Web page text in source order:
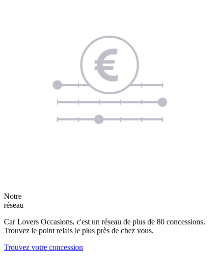
Notre
réseau
Car Lovers Occasions, c'est un réseau de plus de 80 concessions.
Trouvez le point relais le plus près de chez vous.
Trouvez votre concession